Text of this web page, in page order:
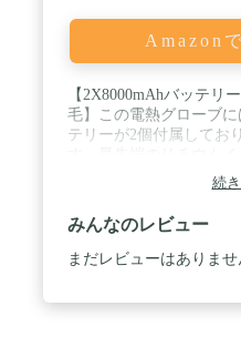
Amazon
【2X8000mAhバッテリ
毛】この電熱グローブに
テリーが2個付属してお
め、小さなサイズでこ
1個分という軽さで持ち
設計で手袋自体も十分
低くない場合は健康面や
をおすすめします。 / 【
続
みんなのレビュー
まだレビューはありませ